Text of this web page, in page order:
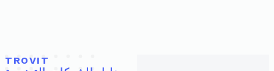
TROVIT